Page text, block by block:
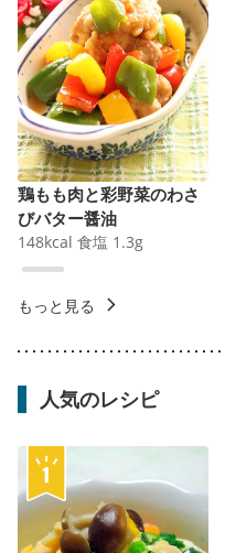
鶏もも肉と彩野菜のわさ
びバター醤油
148kcal 食塩 1.3g
もっと見る
人気のレシピ